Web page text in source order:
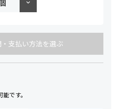
支払い方法を選ぶ
です。